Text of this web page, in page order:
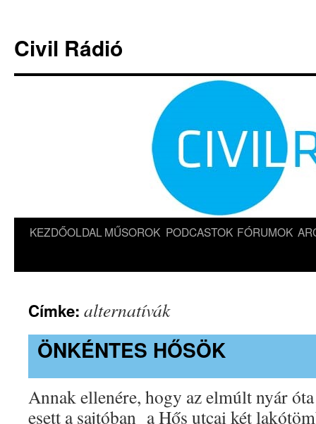
tartalomba
Civil Rádió
KEZDŐOLDAL MŰSOROK PODCASTOK FÓRUMOK
Címke: alternatívák
ÖNKÉNTES HŐSÖK
Annak ellenére, hogy az elmúlt nyár
esett a sajtóban a Hős utcai két